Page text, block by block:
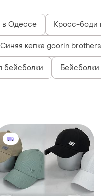
в Одессе Кросс-боди
Синяя кепка goorin brothers
бейсболки